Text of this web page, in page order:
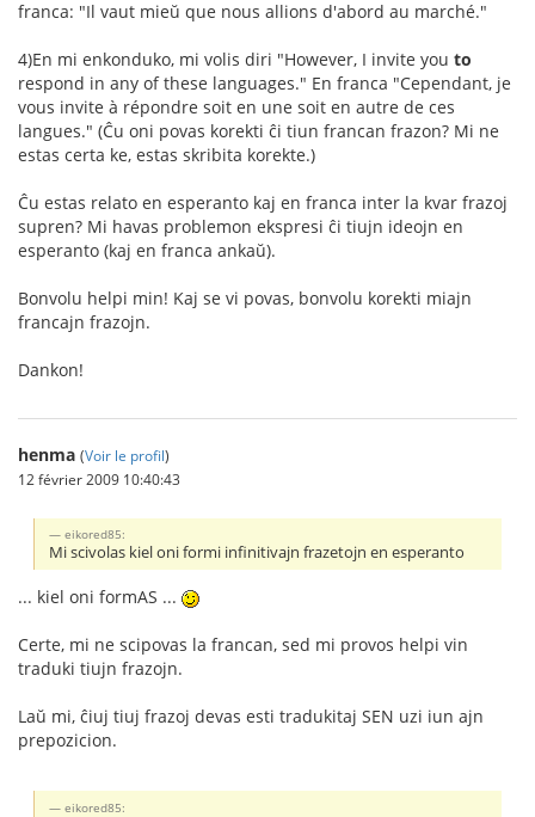
franca: "Il vaut mieŭ que nous allions d'abord au marché."
4)En mi enkonduko, mi volis diri "However, I invite you to
respond in any of these languages." En franca "Cependant, je
vous invite à répondre soit en une soit en autre de ces
langues." (Ĉu oni povas korekti ĉi tiun francan frazon? Mi ne
estas certa ke, estas skribita korekte.)
Ĉu estas relato en esperanto kaj en franca inter la kvar frazoj
supren? Mi havas problemon ekspresi ĉi tiujn ideojn en
esperanto (kaj en franca ankaŭ).
Bonvolu helpi min! Kaj se vi povas, bonvolu korekti miajn
francajn frazojn.
Dankon!
henma (Voir le profil)
12 février 2009 10:40:43
eikored85:
Mi scivolas kiel oni formi infinitivajn frazetojn en esperanto
... kiel oni formAS ...
Certe, mi ne scipovas la francan, sed mi provos helpi vin
traduki tiujn frazojn.
Laŭ mi, ĉiuj tiuj frazoj devas esti tradukitaj SEN uzi iun ajn
prepozicion.
eikored85: